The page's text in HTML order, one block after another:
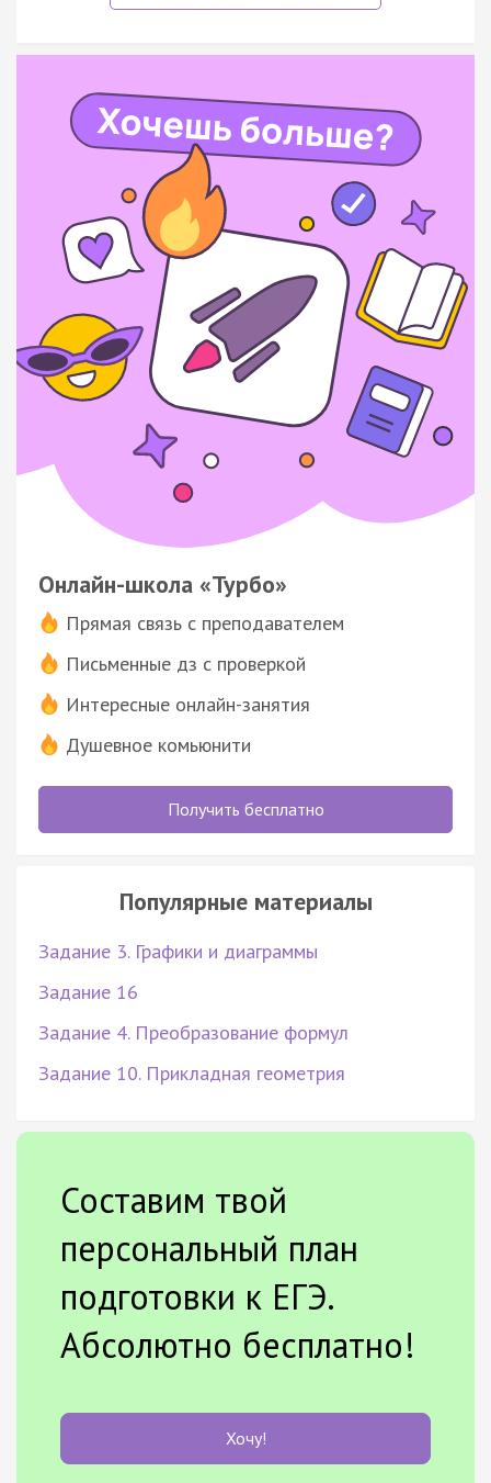
Онлайн-школа «Турбо»
Прямая связь с преподавателем
Письменные дз с проверкой
Интересные онлайн-занятия
Душевное комьюнити
Получить бесплатно
Популярные материалы
Задание 3. Графики и диаграммы
Задание 16
Задание 4. Преобразование формул
Задание 10. Прикладная геометрия
Составим твой
персональный план
подготовки к ЕГЭ.
Абсолютно бесплатно!
Хочу!